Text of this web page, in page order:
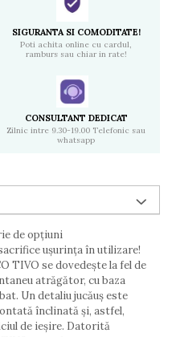
SIGURANTA SI COMODITATE!
Poti achita online cu cardul,
ramburs sau chiar in rate!
CONSULTANT DEDICAT
Zilnic intre 9.30-19.00 Telefonic sau
whatsapp
de opțiuni
ușurința în utilizare!
TIVO se dovedește la fel de
atrăgător, cu baza
Un detaliu jucăuș este
înclinată și, astfel,
de ieșire. Datorită